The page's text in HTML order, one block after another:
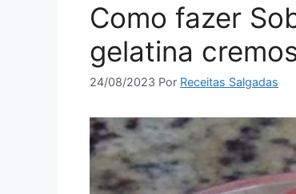
Como fazer
gelatina
24/08/2023 Por Receitas Salgadas